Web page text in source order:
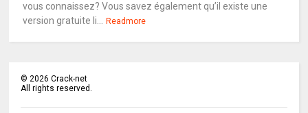
vous connaissez? Vous savez également qu’il existe une
version gratuite li...
Readmore
©2026 Crack-net
All rights reserved.